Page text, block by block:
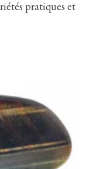
pratiques et